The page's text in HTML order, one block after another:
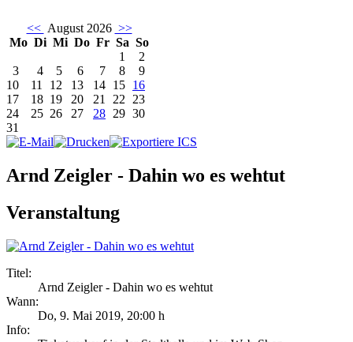
<< August 2026 >>
Mo Di Mi Do Fr Sa So
1
2
3
4 5 6 7 8
9
10
11 12 13 14 15 16
17
18 19 20 21 22 23
24
25 26 27 28 29 30
31
Arnd Zeigler - Dahin wo es wehtut
Veranstaltung
Titel:
Arnd Zeigler - Dahin wo es wehtut
Wann:
Do, 9. Mai 2019, 20:00 h
Info: